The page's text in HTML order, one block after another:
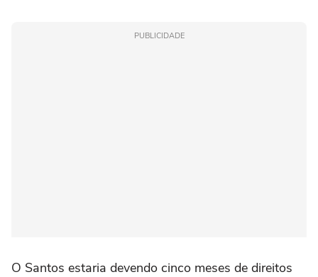
PUBLICIDADE
O Santos estaria devendo cinco meses de direitos